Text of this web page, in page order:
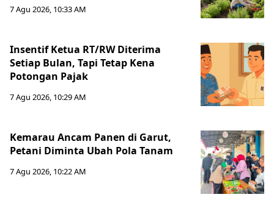
7 Agu 2026, 10:33 AM
Insentif Ketua RT/RW Diterima
Setiap Bulan, Tapi Tetap Kena
Potongan Pajak
7 Agu 2026, 10:29 AM
Kemarau Ancam Panen di Garut,
Petani Diminta Ubah Pola Tanam
7 Agu 2026, 10:22 AM